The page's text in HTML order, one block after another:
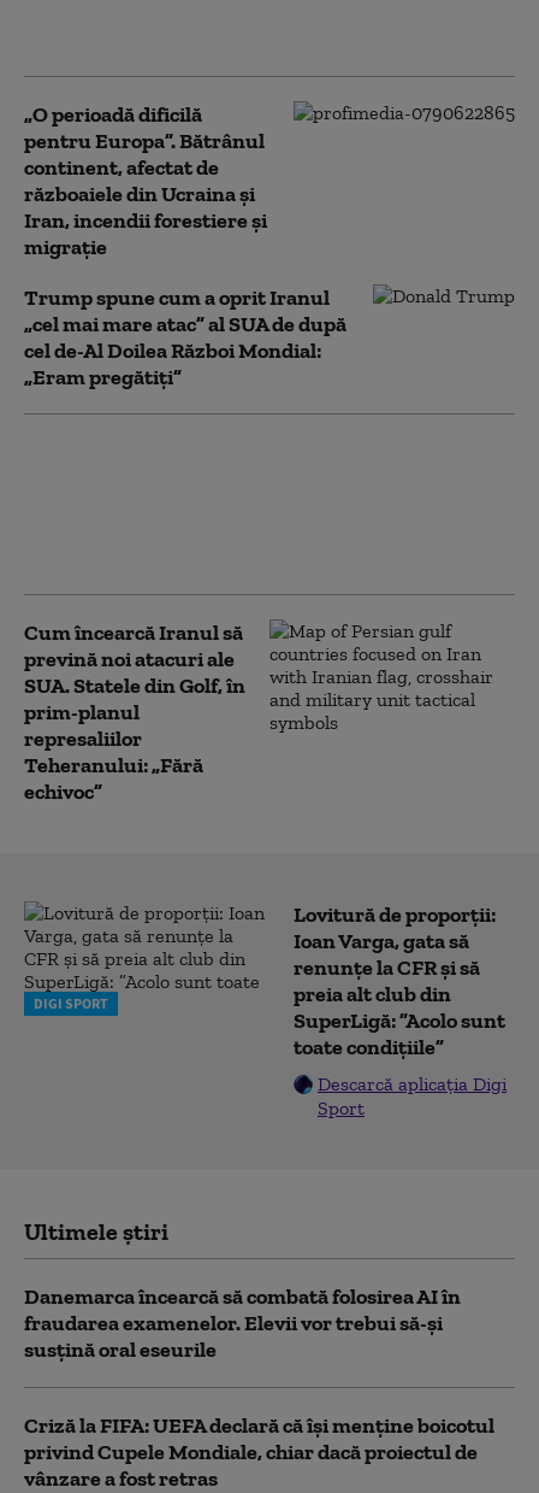
„O perioadă dificilă
pentru Europa”. Bătrânul
continent, afectat de
războaiele din Ucraina și
Iran, incendii forestiere și
migrație
Trump spune cum a oprit Iranul
„cel mai mare atac” al SUA de după
cel de-Al Doilea Război Mondial:
„Eram pregătiți”
Cum încearcă Iranul să
prevină noi atacuri ale
SUA. Statele din Golf, în
prim-planul
represaliilor
Teheranului: „Fără
echivoc”
DIGI SPORT
Lovitură de proporții:
Ioan Varga, gata să
renunțe la CFR și să
preia alt club din
SuperLigă: ”Acolo sunt
toate condițiile”
Descarcă aplicația Digi
Sport
Ultimele știri
Danemarca încearcă să combată folosirea AI în
fraudarea examenelor. Elevii vor trebui să-şi
susţină oral eseurile
Criză la FIFA: UEFA declară că îşi menţine boicotul
privind Cupele Mondiale, chiar dacă proiectul de
vânzare a fost retras